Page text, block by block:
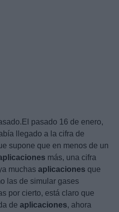
pasado 16 de enero,
llegado a la cifra de
supone que en menos de un
más, una cifra
muchas aplicaciones que
las de simular gases
por cierto, está claro que
de aplicaciones, ahora